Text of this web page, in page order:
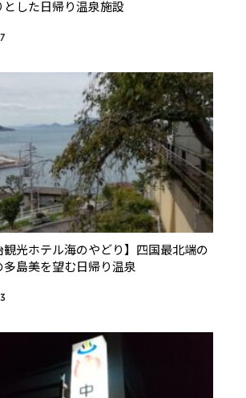
とした日帰り温泉施設
観光ホテル海のやどり】四国最北端の
島美を望む日帰り温泉